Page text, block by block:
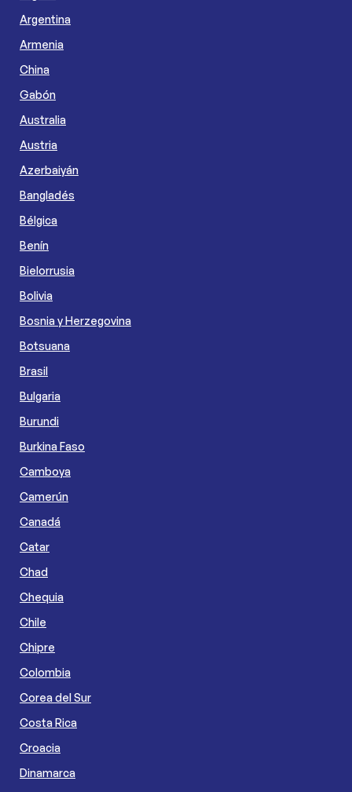
Argentina
Armenia
China
Gabón
Australia
Austria
Azerbaiyán
Bangladés
Bélgica
Benín
Bielorrusia
Bolivia
Bosnia y Herzegovina
Botsuana
Brasil
Bulgaria
Burundi
Burkina Faso
Camboya
Camerún
Canadá
Catar
Chad
Chequia
Chile
Chipre
Colombia
Corea del Sur
Costa Rica
Croacia
Dinamarca